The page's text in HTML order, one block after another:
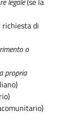
di
o
propria